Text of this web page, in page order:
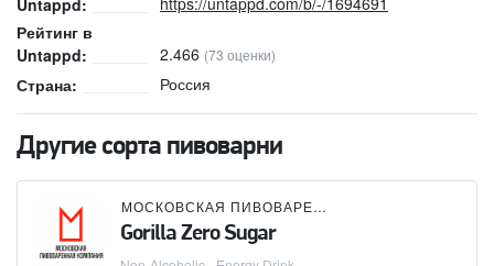
Рейтинг в
Untappd:
2.466 (73 оценки)
Страна: Россия
Другие сорта пивоварни
МОСКОВСКАЯ ПИВОВАРЕННАЯ КОМПАНИЯ (МПК)
Gorilla Zero Sugar